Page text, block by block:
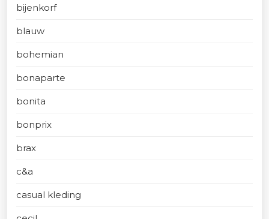
bijenkorf
blauw
bohemian
bonaparte
bonita
bonprix
brax
c&a
casual kleding